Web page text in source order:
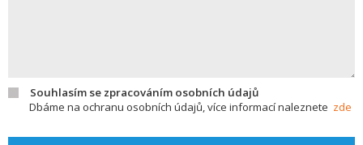
Souhlasím se zpracováním osobních údajů
Dbáme na ochranu osobních údajů, více informací naleznete zde